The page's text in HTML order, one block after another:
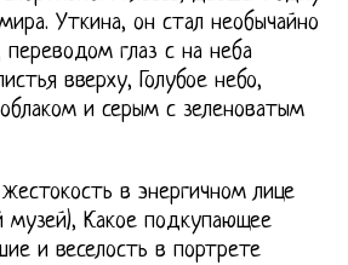
Уткина, он стал необычайно
глаз с на неба
вверху, Голубое небо,
и серым с зеленоватым
в энергичном лице
музей), Какое подкупающее
и веселость в портрете